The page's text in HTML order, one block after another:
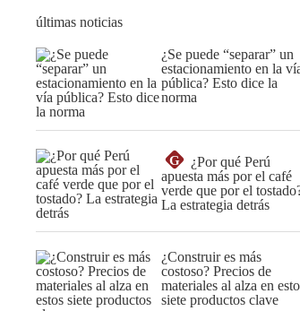
últimas noticias
¿Se puede “separar” un
estacionamiento en la
pública? Esto dice la
norma
G
¿Por qué Perú
apuesta más por el café
verde que por el
La estrategia detrás
¿Construir es más
costoso? Precios de
materiales al alza en
siete productos clave